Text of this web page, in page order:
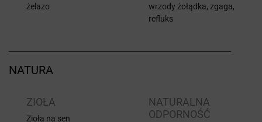
żelazo
wrzody żołądka, zgaga,
refluks
NATURA
ZIOŁA
Zioła na sen
NATURALNA
ODPORNOŚĆ